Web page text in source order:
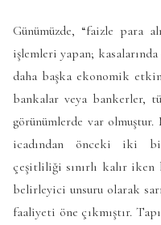
Günümüzde, “faizle para
işlemleri yapan;
daha başka ekonomik
bankalar veya bankerler,
görünümlerde var olmuştur.
icadından önceki iki
çeşitliliği sınırlı kalır iken
belirleyici unsuru olarak
faaliyeti öne çıkmıştır.